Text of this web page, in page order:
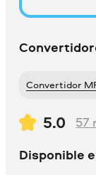
Convertidor
5.0 57
Disponible